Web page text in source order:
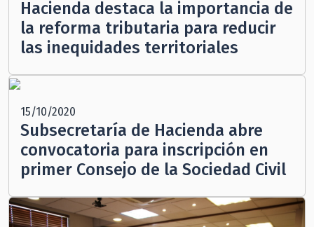
Hacienda destaca la importancia de
la reforma tributaria para reducir
las inequidades territoriales
15/10/2020
Subsecretaría de Hacienda abre
convocatoria para inscripción en
primer Consejo de la Sociedad Civil